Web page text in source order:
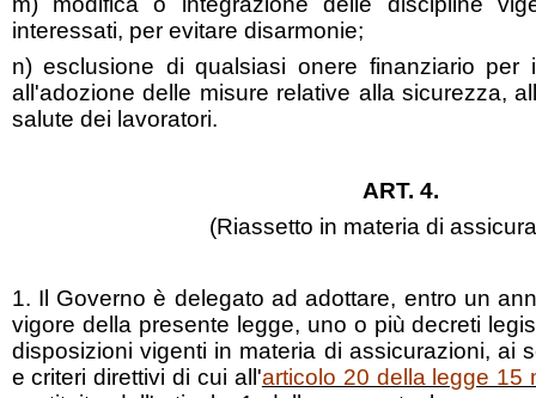
interessati, per evitare disarmonie;
n) esclusione di qualsiasi onere finanziario per
all'adozione delle misure relative alla sicurezza,
salute dei lavoratori.
ART. 4.
(Riassetto in materia di
1. Il Governo è delegato ad adottare, entro un
vigore della presente legge, uno o più decreti
disposizioni vigenti in materia di assicurazioni, ai
e criteri direttivi di cui all'articolo 20 della legge 15